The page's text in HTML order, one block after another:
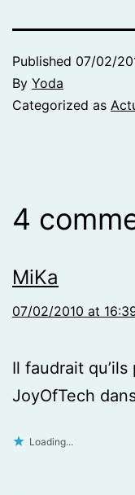
Published 07/02/
By Yoda
Categorized as
4
MiKa
07/02/2010 at
Il faudrait
JoyOfTech
Loading...